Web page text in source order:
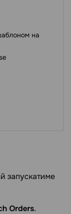
на
запускатиме
Orders.